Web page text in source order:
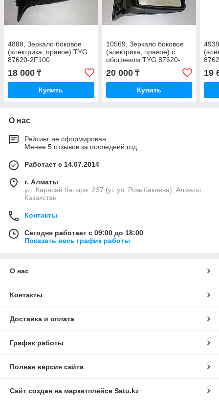
4888, Зеркало боковое
(электрика, правое) TYG
87620-2F100
18 000 ₸
Купить
10569, Зеркало боковое
(электрика, правое) с
обогревом TYG 87620-
20 000₸
Купить
19
О нас
Рейтинг не сформирован
Менее 5 отзывов за последний год
Работает с 14.07.2014
г. Алматы
ул. Карасай батыра, 237 (уг. ул. Розыбакиева), Алматы,
Казахстан
Контакты
Сегодня работает с 09:00 до 18:00
Показать весь график работы
О нас
Контакты
Доставка и оплата
График работы
Полная версия сайта
Сайт создан на маркетплейсе Satu.kz